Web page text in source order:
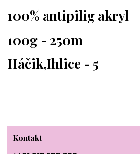
100% antipilig akryl
100g - 250m
Háčik,Ihlice - 5
Kontakt